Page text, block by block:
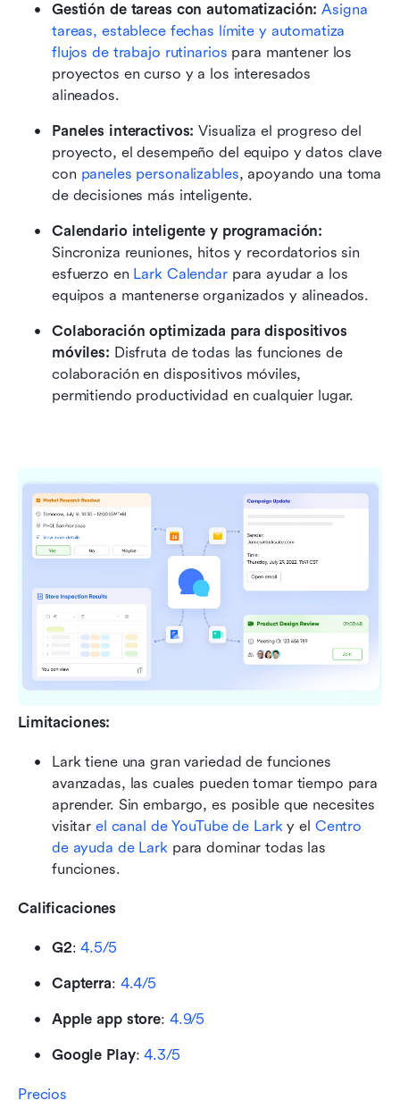
Gestión de tareas con automatización: Asigna
tareas, establece fechas límite y automatiza
flujos de trabajo rutinarios para mantener los
proyectos en curso y a los interesados
alineados.
Paneles interactivos: Visualiza el progreso del
proyecto, el desempeño del equipo y datos clave
con paneles personalizables, apoyando una toma
de decisiones más inteligente.
Calendario inteligente y programación:
Sincroniza reuniones, hitos y recordatorios sin
esfuerzo en Lark Calendar para ayudar a los
equipos a mantenerse organizados y alineados.
Colaboración optimizada para dispositivos
móviles: Disfruta de todas las funciones de
colaboración en dispositivos móviles,
permitiendo productividad en cualquier lugar.
Limitaciones:
Lark tiene una gran variedad de funciones
avanzadas, las cuales pueden tomar tiempo para
aprender. Sin embargo, es posible que necesites
visitar el canal de YouTube de Lark y el Centro
de ayuda de Lark para dominar todas las
funciones.
Calificaciones
G2: 4.5/5
Capterra: 4.4/5
Apple app store: 4.9/5
Google Play: 4.3/5
Precios